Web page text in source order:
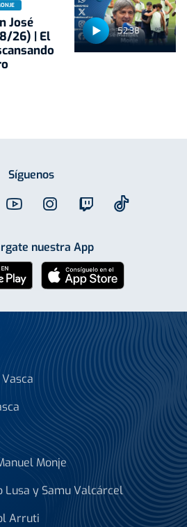
52:38
José
26) | El
Síguenos
nuestra App
Monje
Lusa y Samu Valcárcel
Arruti